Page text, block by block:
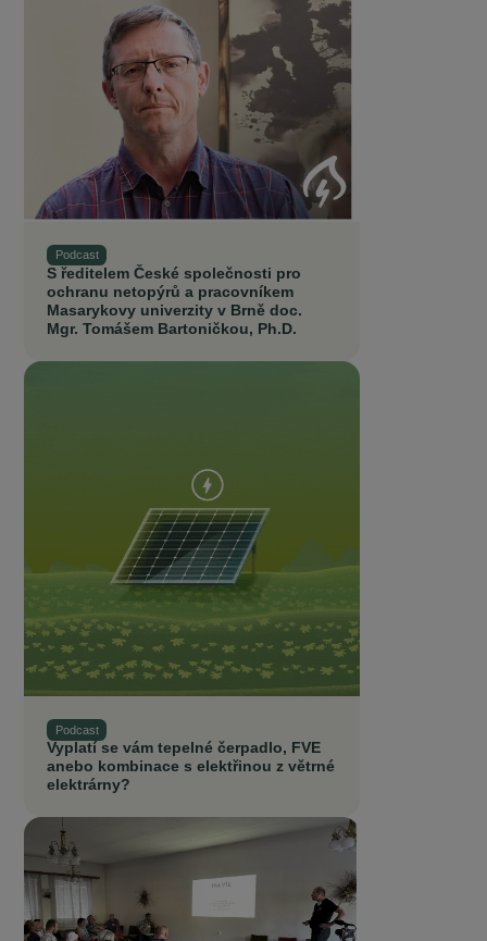
Podcast
S ředitelem České společnosti pro
ochranu netopýrů a pracovníkem
Masarykovy univerzity v Brně doc.
Mgr. Tomášem Bartoničkou, Ph.D.
Podcast
Vyplatí se vám tepelné čerpadlo, FVE
anebo kombinace s elektřinou z větrné
elektrárny?